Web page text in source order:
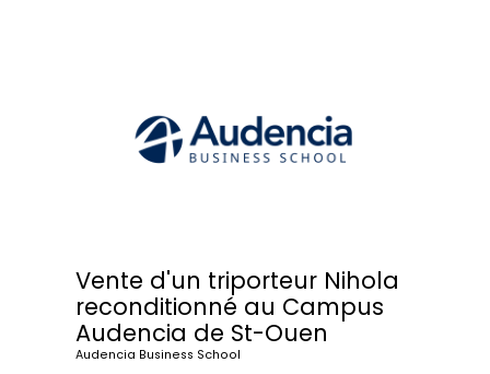
Vente d'un triporteur Nihola
reconditionné au Campus
Audencia de St-Ouen
Audencia Business School